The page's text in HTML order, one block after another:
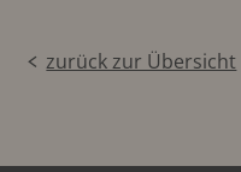
zurück zur Übersicht